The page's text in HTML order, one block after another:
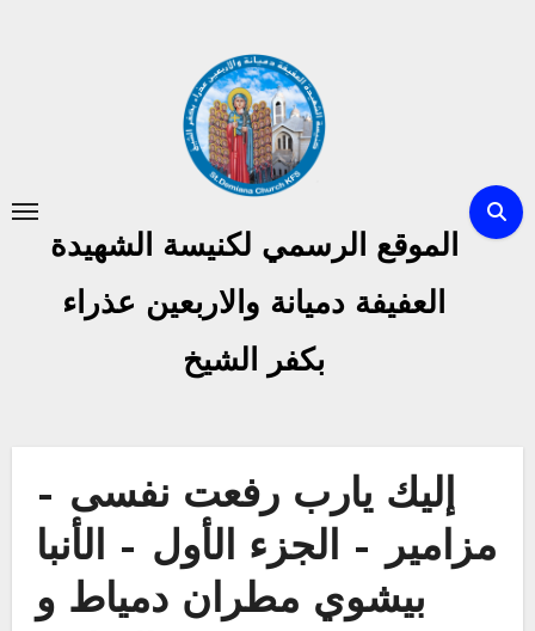
الموقع الرسمي لكنيسة الشهيدة
العفيفة دميانة والاربعين عذراء
بكفر الشيخ
إليك يارب رفعت نفسى –
مزامير – الجزء الأول – الأنبا
بيشوي مطران دمياط و